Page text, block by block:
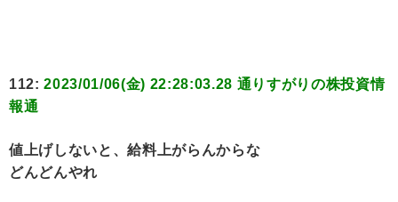
112:2023/01/06(金) 22:28:03.28 通りすがりの株投資情
報通
値上げしないと、給料上がらんからな
どんどんやれ